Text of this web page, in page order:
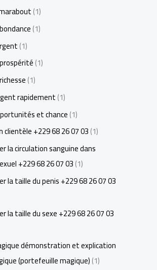
(1)
(1)
(1)
(1)
(1)
rapidement(1)
et chance(1)
+229 68 26 07 03(1)
la circulation sanguine dans
+229 68 26 07 03(1)
la taille du penis +229 68 26 07 03
la taille du sexe +229 68 26 07 03
démonstration et explication
(portefeuille magique)(1)